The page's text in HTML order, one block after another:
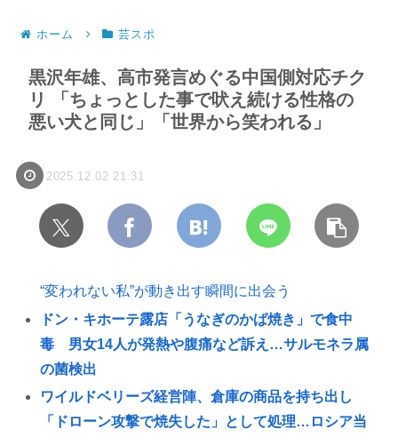
ホーム 芸スポ
黒沢年雄、高市発言めぐる中国側対応チク
リ 「ちょっとした事で吠え続ける性格の
悪い犬と同じ」「世界から笑われる」
2025.12.02 21:31
“変われない私”が動き出す瞬間に出会う
ドン・キホーテ露店「うなぎのかば焼き」で食中
毒 男女14人が発熱や腹痛など訴え…サルモネラ属
の菌検出
ワイルドベリーズ経営陣、倉庫の商品を持ち出し
「ドローン攻撃で焼失した」として処理…ロシア当